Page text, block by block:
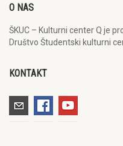
O NAS
ŠKUC – Kulturni center Q je
Društvo Študentski kulturni
KONTAKT